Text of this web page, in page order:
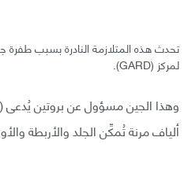
لمركز (GARD).
ألياف مرنة تُمكِّن الجلد والأربطة